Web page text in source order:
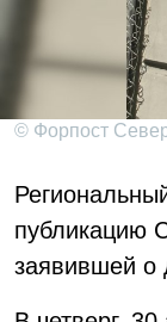
© Форпост
публикацию
заявившей о